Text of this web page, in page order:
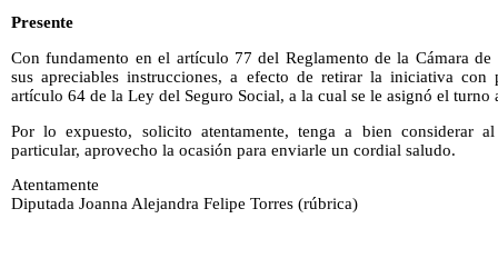
Presente
Con fundamento en el artículo 77 del Reglamento de la Cámara
sus apreciables instrucciones, a efecto de retirar la iniciativa
artículo 64 de la Ley del Seguro Social, a la cual se le asignó el turno
Por lo expuesto, solicito atentamente, tenga a bien considerar
particular, aprovecho la ocasión para enviarle un cordial saludo.
Atentamente
Diputada Joanna Alejandra Felipe Torres (rúbrica)